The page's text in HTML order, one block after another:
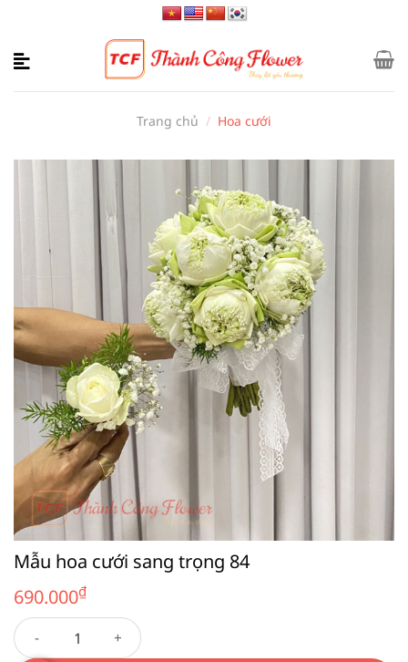
nội
Trang chủ / Hoa cưới
Mẫu hoa cưới sang trọng 84
690.000₫
Mẫu hoa cưới sang trọng 84 số lượng